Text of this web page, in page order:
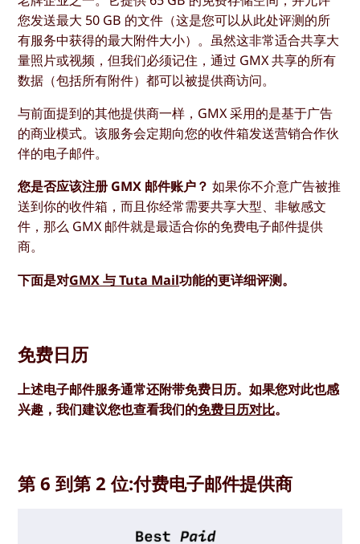
您发送最大 50 GB 的文件（这是您可以从此处评测的所
有服务中获得的最大附件大小）。虽然这非常适合共享大
量照片或视频，但我们必须记住，通过 GMX 共享的所有
数据（包括所有附件）都可以被提供商访问。
与前面提到的其他提供商一样，GMX 采用的是基于广告
的商业模式。该服务会定期向您的收件箱发送营销合作伙
伴的电子邮件。
您是否应该注册 GMX 邮件账户？ 如果你不介意广告被推
送到你的收件箱，而且你经常需要共享大型、非敏感文
件，那么 GMX 邮件就是最适合你的免费电子邮件提供
商。
下面是对GMX 与 Tuta Mail功能的更详细评测。
免费日历
上述电子邮件服务通常还附带免费日历。如果您对此也感
兴趣，我们建议您也查看我们的免费日历对比。
第 6 到第 2 位:付费电子邮件提供商